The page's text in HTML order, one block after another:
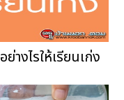
งไรให้เรียนเก่ง